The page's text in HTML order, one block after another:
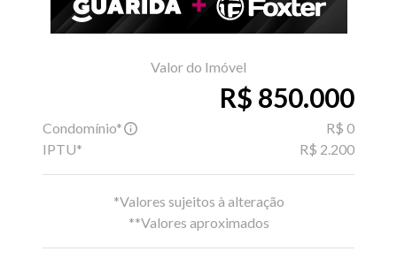
Valor do Imóvel
R$ 850.000
Condomínio*
R$ 0
IPTU*
R$ 2.200
*Valores sujeitos à alteração
**Valores aproximados